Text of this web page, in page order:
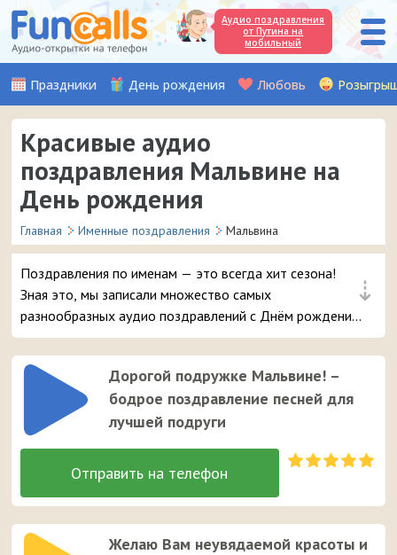
Аудио поздравления
от Путина на
мобильный
Праздники День рождения Любовь
Красивые аудио
поздравления Мальвине на
День рождения
Главная Именные поздравления Мальвина
⇣
Поздравления по именам — это всегда хит сезона!
Зная это, мы записали множество самых
разнообразных аудио поздравлений с Днём рождения,
чтобы вы могли с выдумкой поздравить вашу подругу
или знакомую с именем Мальвина. Выбирайте лучшее
поздравление и в 3 клика отправляйте его на телефон
Дорогой подружке Мальвине! –
бодрое поздравление песней для
лучшей подруги
Желаю Вам неувядаемой красоты и